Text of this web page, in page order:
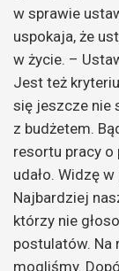
w sprawie
uspokaja, że
w życie. –
Jest też
się jeszcze nie
z budżetem.
resortu pracy o
udało. Widzę
Najbardziej
którzy nie
postulatów. Na
mogliśmy.